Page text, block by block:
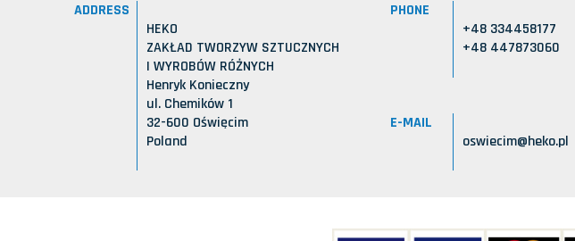
ADDRESS
HEKO
ZAKŁAD TWORZYW SZTUCZNYCH
I WYROBÓW RÓŻNYCH
Henryk Konieczny
ul. Chemików 1
32-600 Oświęcim
Poland
PHONE
+48 334458177
+48 447873060
E-MAIL
oswiecim@heko.pl